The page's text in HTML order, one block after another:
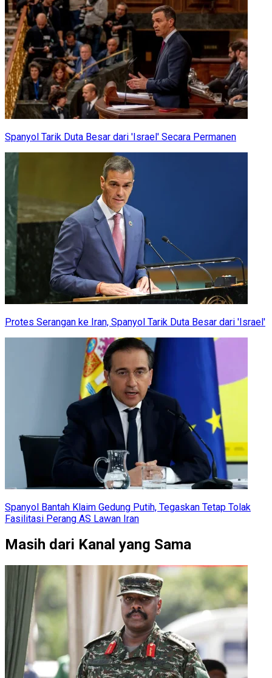
Spanyol Tarik Duta Besar dari 'Israel' Secara Permanen
Protes Serangan ke Iran, Spanyol Tarik Duta Besar dari 'Israel'
Spanyol Bantah Klaim Gedung Putih, Tegaskan Tetap Tolak
Fasilitasi Perang AS Lawan Iran
Masih dari Kanal yang Sama